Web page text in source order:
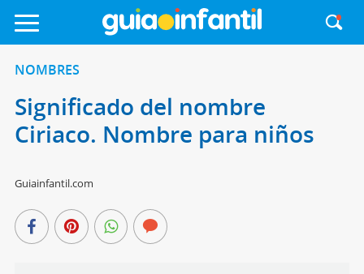
NOMBRES
Significado del nombre
Ciriaco. Nombre para niños
Guiainfantil.com